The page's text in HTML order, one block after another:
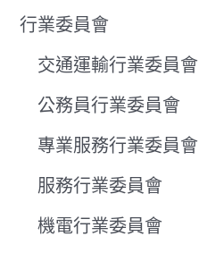
行業委員會
交通運輸行業委員會
公務員行業委員會
專業服務行業委員會
服務行業委員會
機電行業委員會